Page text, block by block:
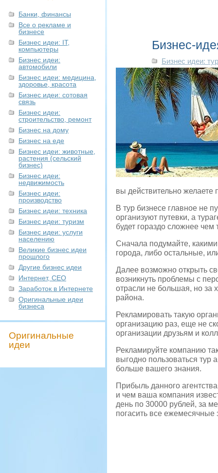
Банки, финансы
Все о рекламе и
бизнесе
Бизнес идеи: IT,
компьютеры
Бизнес идеи:
автомобили
Бизнес идеи: медицина,
здоровье, красота
Бизнес идеи: сотовая
связь
Бизнес идеи:
строительство, ремонт
Бизнес на дому
Бизнес на еде
Бизнес идеи: животные,
растения (сельский
бизнес)
Бизнес идеи:
недвижимость
Бизнес идеи:
производство
Бизнес идеи: техника
Бизнес идеи: туризм
Бизнес идеи: услуги
населению
Великие бизнес идеи
прошлого
Другие бизнес идеи
Интернет, СЕО
Заработок в Интернете
Оригинальные идеи
бизнеса
Оригинальные
идеи
Бизнес-
Бизнес идеи:
вы действительно желаете
В тур бизнесе главное не
организуют путевки, а
будет гораздо сложнее
Сначала подумайте,
города, либо остальные,
Далее возможно открыть
возникнуть проблемы с
отрасли не большая, но за
района.
Рекламировать такую
организацию раз, еще не
организации друзьям и
Рекламируйте компанию
выгодно пользоваться тур
больше вашего знания.
Прибыль данного
и чем ваша компания
день по 30000 рублей, за
погасить все ежемесячные